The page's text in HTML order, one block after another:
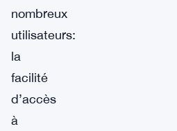
nombreux
utilisateurs:
la
facilité
d’accès
à